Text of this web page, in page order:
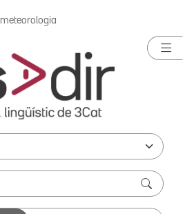
meteorologia